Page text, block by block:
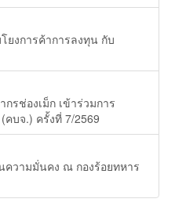
ยงการค้าการลงทุน กับ
รช่องเม็ก เข้าร่วมการ
บจ.) ครั้งที่ 7/2569
ความมั่นคง ณ กองร้อยทหาร